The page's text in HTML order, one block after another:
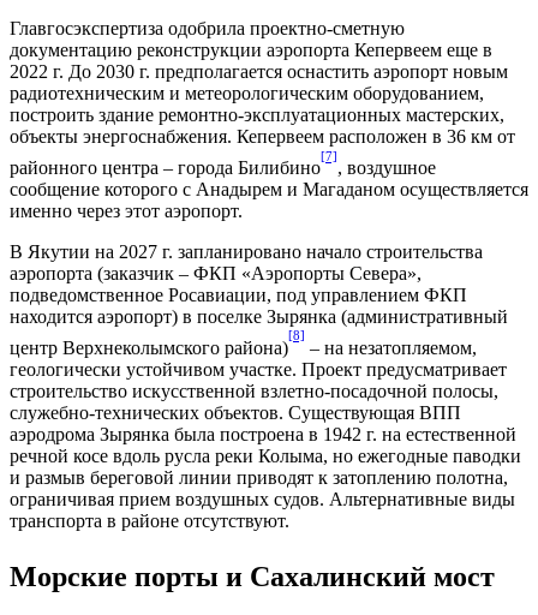
Главгосэкспертиза одобрила проектно-сметную
документацию реконструкции аэропорта Кепервеем еще в
2022 г. До 2030 г. предполагается оснастить аэропорт новым
радиотехническим и метеорологическим оборудованием,
построить здание ремонтно-эксплуатационных мастерских,
объекты энергоснабжения. Кепервеем расположен в 36 км от
районного центра – города Билибино
[7]
, воздушное
сообщение которого с Анадырем и Магаданом осуществляется
именно через этот аэропорт.
В Якутии на 2027 г. запланировано начало строительства
аэропорта (заказчик – ФКП «Аэропорты Севера»,
подведомственное Росавиации, под управлением ФКП
находится аэропорт) в поселке Зырянка (административный
центр Верхнеколымского района)
[8]
– на незатопляемом,
геологически устойчивом участке. Проект предусматривает
строительство искусственной взлетно-посадочной полосы,
служебно-технических объектов. Существующая ВПП
аэродрома Зырянка была построена в 1942 г. на естественной
речной косе вдоль русла реки Колыма, но ежегодные паводки
и размыв береговой линии приводят к затоплению полотна,
ограничивая прием воздушных судов. Альтернативные виды
транспорта в районе отсутствуют.
Морские порты и Сахалинский мост